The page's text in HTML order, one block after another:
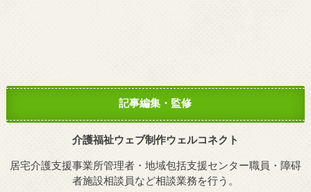
記事編集・監修
介護福祉ウェブ制作ウェルコネクト
居宅介護支援事業所管理者・地域包括支援センター職員・障碍
者施設相談員など相談業務を行う。